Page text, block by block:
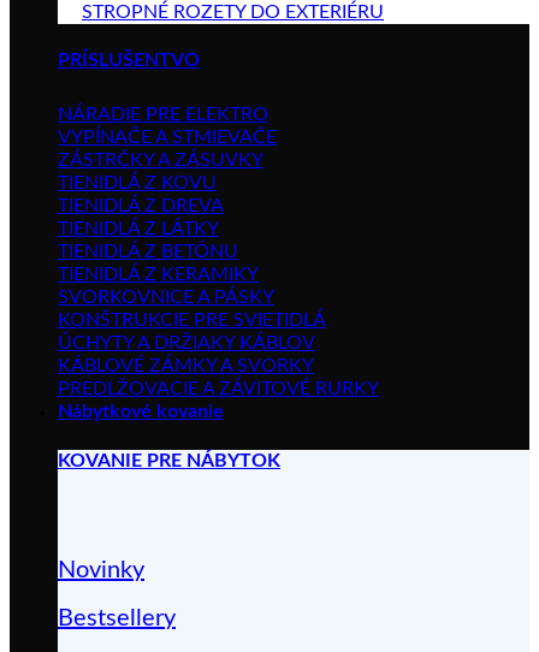
STROPNÉ ROZETY DO EXTERIÉRU
PRÍSLUŠENTVO
NÁRADIE PRE ELEKTRO
VYPÍNAČE A STMIEVAČE
ZÁSTRČKY A ZÁSUVKY
TIENIDLÁ Z KOVU
TIENIDLÁ Z DREVA
TIENIDLÁ Z LÁTKY
TIENIDLÁ Z BETÓNU
TIENIDLÁ Z KERAMIKY
SVORKOVNICE A PÁSKY
KONŠTRUKCIE PRE SVIETIDLÁ
ÚCHYTY A DRŽIAKY KÁBLOV
KÁBLOVÉ ZÁMKY A SVORKY
PREDLŽOVACIE A ZÁVITOVÉ RURKY
Nábytkové kovanie
KOVANIE PRE NÁBYTOK
Novinky
Bestsellery